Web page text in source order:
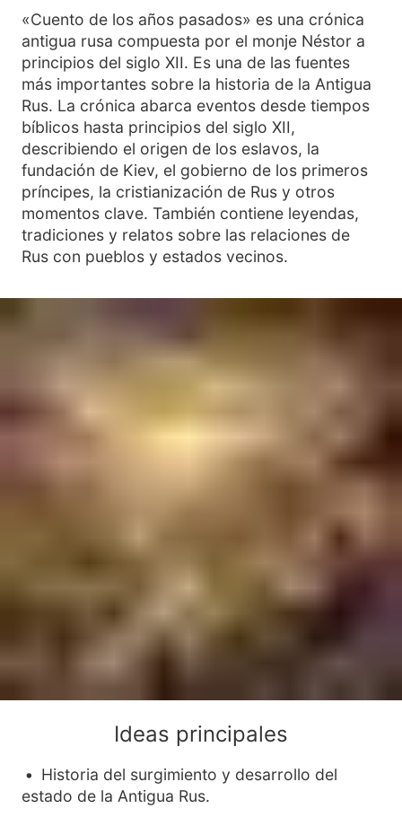
«Cuento de los años pasados» es una crónica
antigua rusa compuesta por el monje Néstor a
principios del siglo XII. Es una de las fuentes
más importantes sobre la historia de la Antigua
Rus. La crónica abarca eventos desde tiempos
bíblicos hasta principios del siglo XII,
describiendo el origen de los eslavos, la
fundación de Kiev, el gobierno de los primeros
príncipes, la cristianización de Rus y otros
momentos clave. También contiene leyendas,
tradiciones y relatos sobre las relaciones de
Rus con pueblos y estados vecinos.
Ideas principales
Historia del surgimiento y desarrollo del
estado de la Antigua Rus.